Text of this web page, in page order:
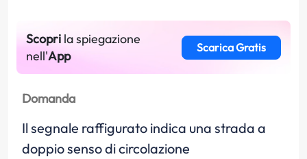
Scopri la spiegazione
nell'App
Scarica Gratis
Domanda
Il segnale raffigurato indica una strada a
doppio senso di circolazione